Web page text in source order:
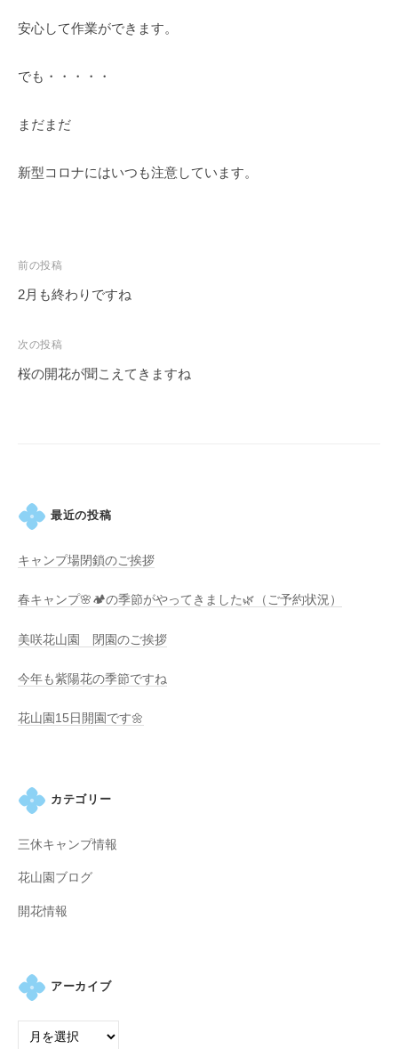
葉
、
季
々
が
し
め
安心して作業ができます。
でも・・・・・
まだまだ
新型コロナにはいつも注意しています。
投
稿
ビ
ゲ
前の投稿
2月も終わりですね
次の投稿
桜の開花が聞こえてきますね
最近の投稿
キャンプ場閉鎖のご挨拶
春キャンプ🌸🏕️の季節がやってきました🌿（ご予約状況）
美咲花山園 閉園のご挨拶
今年も紫陽花の季節ですね
花山園15日開園です🌼
カテゴリー
三休キャンプ情報
花山園ブログ
開花情報
アーカイブ